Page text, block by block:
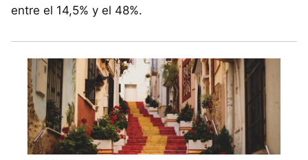
entre el 14,5% y el 48%.